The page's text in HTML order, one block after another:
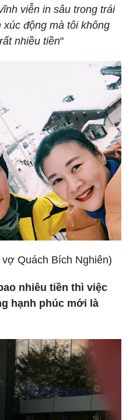
viễn in sâu trong trái
động mà tôi không
nhiều tiền"
Quách Bích Nghiên)
nhiêu tiền thì việc
hạnh phúc mới là